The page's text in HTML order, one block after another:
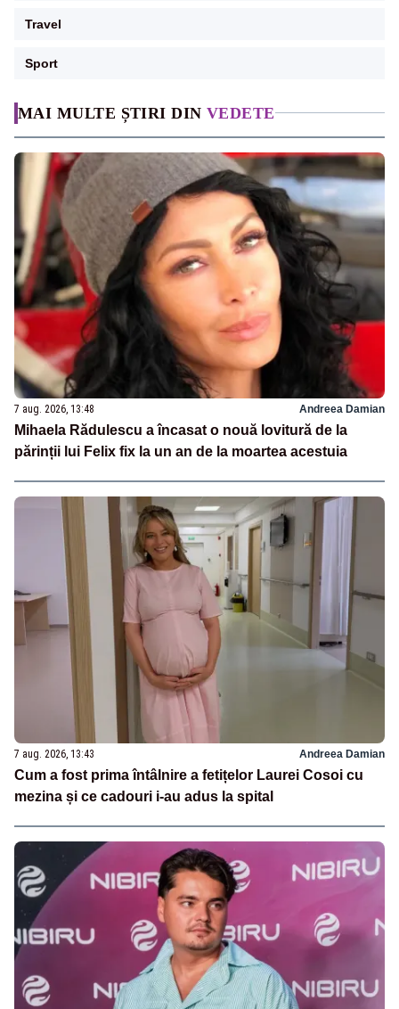
MAI MULTE ȘTIRI DIN VEDETE
7 aug. 2026, 13:48 Andreea Damian
Mihaela Rădulescu a încasat o nouă lovitură de la
părinții lui Felix fix la un an de la moartea acestuia
7 aug. 2026, 13:43 Andreea Damian
Cum a fost prima întâlnire a fetițelor Laurei Cosoi cu
mezina și ce cadouri i-au adus la spital
Travel
Sport